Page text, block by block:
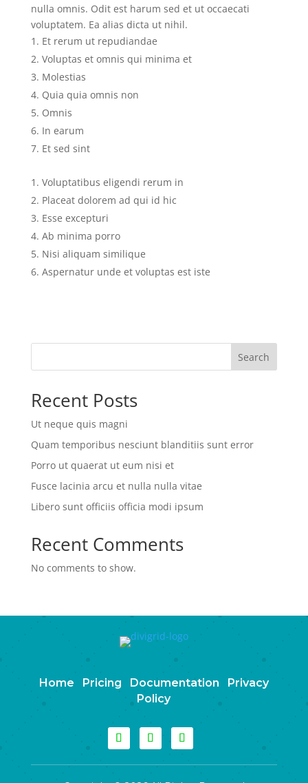
nulla omnis. Odit est harum sed et ut occaecati
voluptatem. Ea alias dicta ut nihil.
Et rerum ut repudiandae
Voluptas et omnis qui minima et
Molestias
Quia quia omnis non
Omnis
In earum
Et sed sint
Voluptatibus eligendi rerum in
Placeat dolorem ad qui id hic
Esse excepturi
Ab minima porro
Nisi aliquam similique
Aspernatur unde et voluptas est iste
Search
Recent Posts
Ut neque quis magni
Quam temporibus nesciunt blanditiis sunt error
Porro ut quaerat ut eum nisi et
Fusce lacinia arcu et nulla nulla vitae
Libero sunt officiis officia modi ipsum
Recent Comments
No comments to show.
Home Pricing Documentation
Privacy
Policy